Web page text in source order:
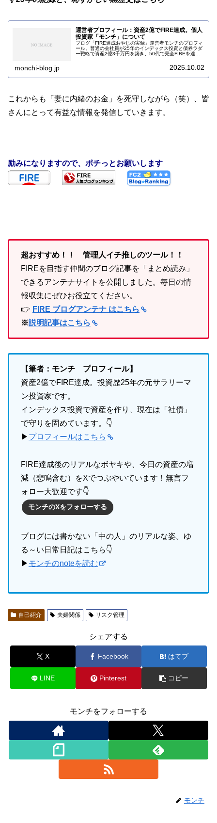
運営者プロフィール：資産2億でFIRE達成。個人
投資家「モンチ」について
ブログ「FIRE達成おやじの実録」運営者モンチのプロフィ
ール。普通の会社員が25年のインデックス投資と債券ラダ
ー戦略で資産2億3千万円を築き、50代で完全FIREを達成
版への挑戦、過去の投資失敗談まで赤裸々に語ります。
monchi-blog.jp 2025.10.02
これからも「妻に内緒のお金」を死守しながら（笑）、皆
さんにとって有益な情報を発信していきます。
励みになりますので、ポチっとお願いします
超おすすめ！！ 管理人イチ推しのツール！！
FIREを目指す仲間のブログ記事を「まとめ読み」
できるアンテナサイトを公開しました。毎日の情
報収集にぜひお役立てください。
👉 FIRE ブログアンテナ はこちら
※説明記事はこちら
【筆者：モンチ プロフィール】
資産2億でFIRE達成。投資歴25年の元サラリーマ
ン投資家です。
インデックス投資で資産を作り、現在は「社債」
で守りを固めています。👇
▶ プロフィールはこちら
FIRE達成後のリアルなボヤキや、今日の資産の増
減（悲鳴含む）をXでつぶやいています！無言フ
ォロー大歓迎です👇
モンチのXをフォローする
ブログには書かない「中の人」のリアルな姿。ゆ
る～い日常日記はこちら👇
▶ モンチのnoteを読む
自己紹介 夫婦関係 リスク管理
シェアする
X Facebook はてブ
LINE Pinterest コピー
モンチをフォローする
モンチ